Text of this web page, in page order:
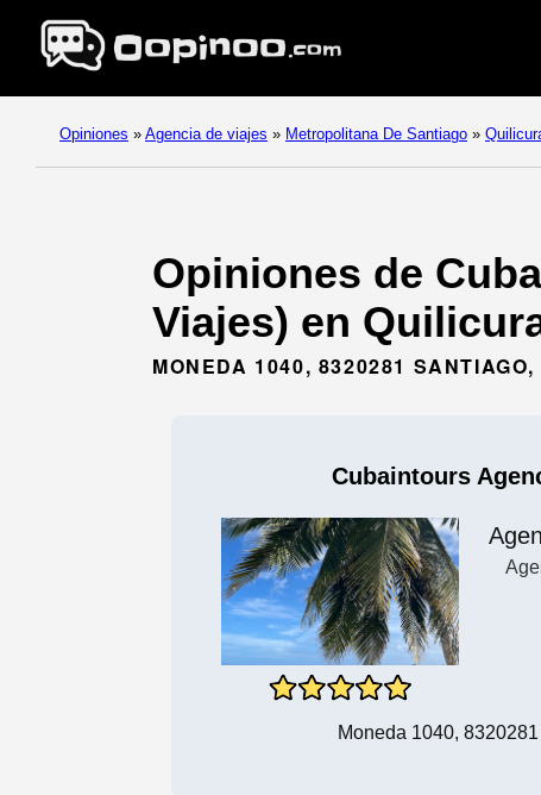
Opiniones » Agencia de viajes » Metropolitana De Santiago »
Opiniones de
Viajes) en
MONEDA 1040, 8320281
Cubaintours
Moneda 1040,